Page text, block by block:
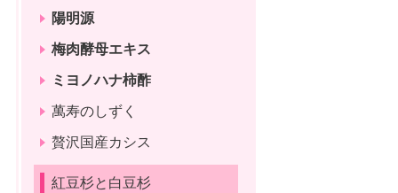
陽明源
梅肉酵母エキス
ミヨノハナ柿酢
萬寿のしずく
贅沢国産カシス
紅豆杉と白豆杉